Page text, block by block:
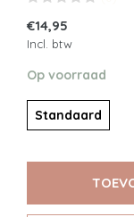
€14,95
Incl. btw
Op voorraad
Standaard